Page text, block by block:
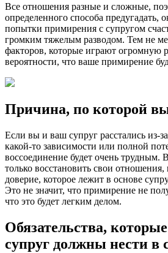
Все отношения разные и сложные,
определенного способа предугадать,
попытки примирения с супругом
громким тяжелым разводом. Тем не
факторов, которые играют огромную
вероятности, что ваше примирение
Причина, по которой
Если вы и ваш супруг расстались из-
какой-то зависимости или полной
воссоединение будет очень трудным.
только восстановить свои отношения,
доверие, которое лежит в основе
Это не значит, что примирение не
что это будет легким делом.
Обязательства,
супруг должны нести в